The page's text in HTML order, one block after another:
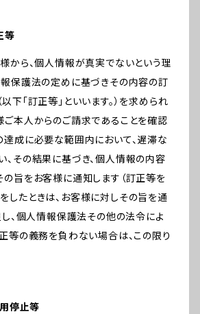
等
様から、個人情報が真実でないという理
報保護法の定めに基づきその内容の訂
下「訂正等」といいます。）を求められ
ご本人からのご請求であることを確認
達成に必要な範囲内において、遅滞な
、その結果に基づき、個人情報の内容
の旨をお客様に通知します（訂正等を
したときは、お客様に対しその旨を通
し、個人情報保護法その他の法令によ
正等の義務を負わない場合は、この限り
停止等